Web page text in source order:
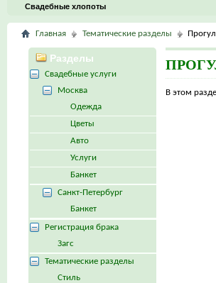
Свадебные хлопоты
Главная Тематические разделы
В этом
Разделы
Свадебные услуги
Москва
Одежда
Цветы
Авто
Услуги
Банкет
Санкт-Петербург
Банкет
Регистрация брака
Загс
Тематические разделы
Стиль